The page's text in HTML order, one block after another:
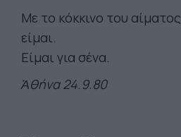
Με το κόκκινο του αίματος
είμαι.
Είμαι για σένα.
Ἀθήνα 24.9.80